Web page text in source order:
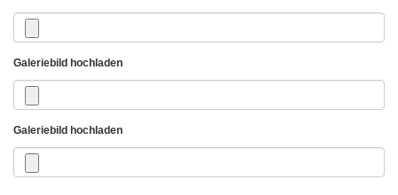
Galeriebild hochladen
Galeriebild hochladen